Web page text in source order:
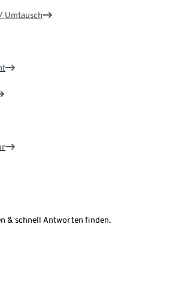
Umtausch
& schnell Antworten finden.